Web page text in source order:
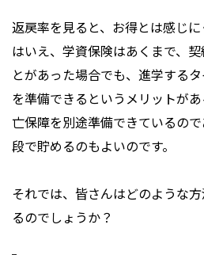
返戻率を見ると、お得とは感じ
はいえ、学資保険はあくまで、
とがあった場合でも、進学する
を準備できるというメリットが
亡保障を別途準備できているの
段で貯めるのもよいのです。
それでは、皆さんはどのような
るのでしょうか？